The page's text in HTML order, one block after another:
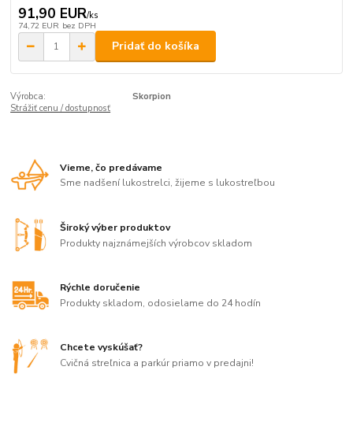
91,90 EUR/ks
74,72 EUR bez DPH
Pridať do košíka
Výrobca:
Skorpion
Strážiť cenu / dostupnosť
Vieme, čo predávame
Sme nadšení lukostrelci, žijeme s lukostreľbou
Široký výber produktov
Produkty najznámejších výrobcov skladom
Rýchle doručenie
Produkty skladom, odosielame do 24 hodín
Chcete vyskúšať?
Cvičná streľnica a parkúr priamo v predajni!